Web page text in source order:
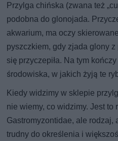
Przylga chińska (zwana też
podobna do glonojada.
akwarium, ma oczy
pyszczkiem, gdy zjada glony
się przyczepiła. Na tym
środowiska, w jakich żyją te
Kiedy widzimy w sklepie
nie wiemy, co widzimy. Jest to
Gastromyzontidae, ale rodzaj,
trudny do określenia i